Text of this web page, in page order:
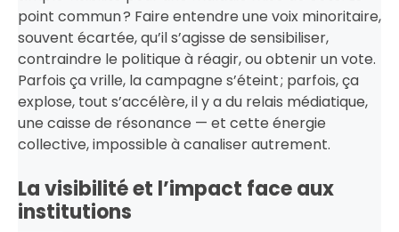
point commun ? Faire entendre une voix minoritaire,
souvent écartée, qu’il s’agisse de sensibiliser,
contraindre le politique à réagir, ou obtenir un vote.
Parfois ça vrille, la campagne s’éteint ; parfois, ça
explose, tout s’accélère, il y a du relais médiatique,
une caisse de résonance — et cette énergie
collective, impossible à canaliser autrement.
La visibilité et l’impact face aux
institutions